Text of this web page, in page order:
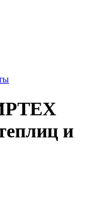
и